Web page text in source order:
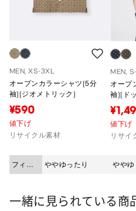
MEN, XS-3XL
オープンカラーシャツ(5分
袖)(ジオメトリック)
¥590
値下げ
リサイクル素材
フィッ
ト
ややゆったり
MEN,
オープ
袖)(ド
値下げ
リサイ
ややゆ
一緒に見られている商